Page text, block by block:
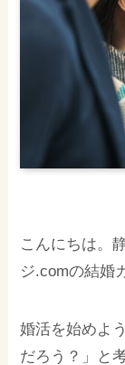
こんにちは。
ジ.comの結婚
婚活を始めよ
だろう？」と